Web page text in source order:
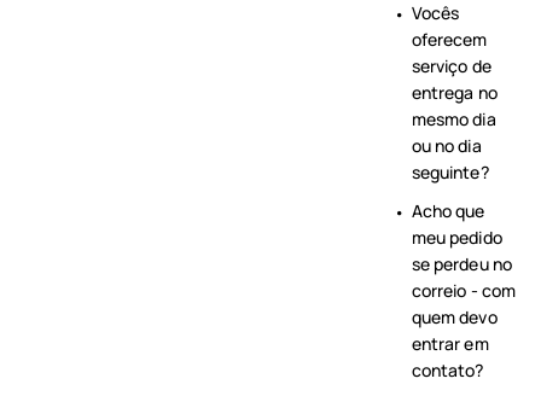
Vocês
oferecem
serviço de
entrega no
mesmo dia
ou no dia
seguinte?
Acho que
meu pedido
se perdeu no
correio - com
quem devo
entrar em
contato?